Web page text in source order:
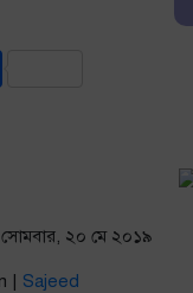
২০ মে ২০১৯
| Sajeed